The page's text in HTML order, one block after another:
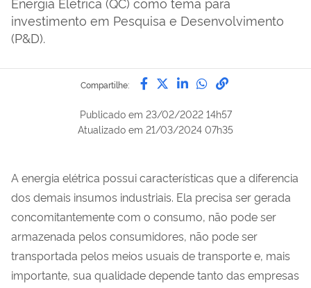
investimento em Pesquisa e Desenvolvimento
(P&D).
Compartilhe: Compartilhe por Facebook
Compartilhe por Twitter
Compartilhe por
Compartilhe
link para
Publicado em 23/02/2022 14h57
Atualizado em 21/03/2024 07h35
A energia elétrica possui características que a diferencia
dos demais insumos industriais. Ela precisa ser gerada
concomitantemente com o consumo, não pode ser
armazenada pelos consumidores, não pode ser
transportada pelos meios usuais de transporte e, mais
importante, sua qualidade depende tanto das empresas